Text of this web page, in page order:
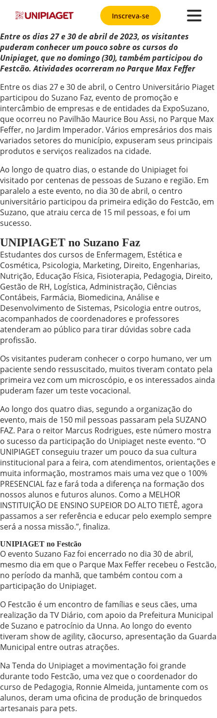
Inscreva-se
Entre os dias 27 e 30 de abril de 2023, os visitantes
puderam conhecer um pouco sobre os cursos do
Unipiaget, que no domingo (30), também participou do
Festcão. Atividades ocorreram no Parque Max Feffer
Entre os dias 27 e 30 de abril, o Centro Universitário Piaget
participou do Suzano Faz, evento de promoção e
intercâmbio de empresas e de entidades da ExpoSuzano,
que ocorreu no Pavilhão Maurice Bou Assi, no Parque Max
Feffer, no Jardim Imperador. Vários empresários dos mais
variados setores do município, expuseram seus principais
produtos e serviços realizados na cidade.
Ao longo de quatro dias, o estande do Unipiaget foi
visitado por centenas de pessoas de Suzano e região. Em
paralelo a este evento, no dia 30 de abril, o centro
universitário participou da primeira edição do Festcão, em
Suzano, que atraiu cerca de 15 mil pessoas, e foi um
sucesso.
UNIPIAGET no Suzano Faz
Estudantes dos cursos de Enfermagem, Estética e
Cosmética, Psicologia, Marketing, Direito, Engenharias,
Nutrição, Educação Física, Fisioterapia, Pedagogia, Direito,
Gestão de RH, Logística, Administração, Ciências
Contábeis, Farmácia, Biomedicina, Análise e
Desenvolvimento de Sistemas, Psicologia entre outros,
acompanhados de coordenadores e professores
atenderam ao público para tirar dúvidas sobre cada
profissão.
Os visitantes puderam conhecer o corpo humano, ver um
paciente sendo ressuscitado, muitos tiveram contato pela
primeira vez com um microscópio, e os interessados ainda
puderam fazer um teste vocacional.
Ao longo dos quatro dias, segundo a organização do
evento, mais de 150 mil pessoas passaram pela SUZANO
FAZ. Para o reitor Marcus Rodrigues, este número mostra
o sucesso da participação do Unipiaget neste evento. “O
UNIPIAGET conseguiu trazer um pouco da sua cultura
institucional para a feira, com atendimentos, orientações e
muita informação, mostramos mais uma vez que o 100%
PRESENCIAL faz e fará toda a diferença na formação dos
nossos alunos e futuros alunos. Como a MELHOR
INSTITUIÇÃO DE ENSINO SUPEIOR DO ALTO TIETÊ, agora
passamos a ser referência e educar pelo exemplo sempre
será a nossa missão.”, finaliza.
UNIPIAGET no Festcão
O evento Suzano Faz foi encerrado no dia 30 de abril,
mesmo dia em que o Parque Max Feffer recebeu o Festcão,
no período da manhã, que também contou com a
participação do Unipiaget.
O Festcão é um encontro de famílias e seus cães, uma
realização da TV Diário, com apoio da Prefeitura Municipal
de Suzano e patrocínio da Unna. Ao longo do evento
tiveram show de agility, cãocurso, apresentação da Guarda
Municipal entre outras atrações.
Na Tenda do Unipiaget a movimentação foi grande
durante todo Festcão, uma vez que o coordenador do
curso de Pedagogia, Ronnie Almeida, juntamente com os
alunos, deram uma oficina de produção de brinquedos
artesanais para pets.